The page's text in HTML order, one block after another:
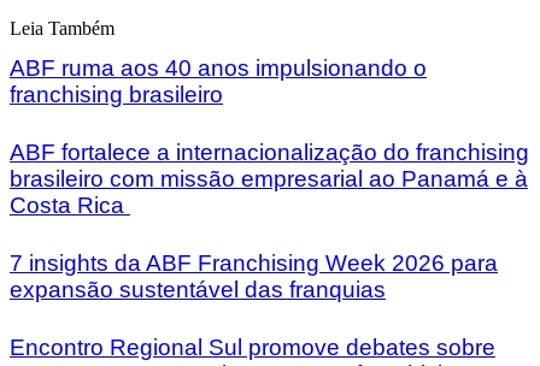
Leia Também
ABF ruma aos 40 anos impulsionando o
franchising brasileiro
ABF fortalece a internacionalização do franchising
brasileiro com missão empresarial ao Panamá e à
Costa Rica
7 insights da ABF Franchising Week 2026 para
expansão sustentável das franquias
Encontro Regional Sul promove debates sobre